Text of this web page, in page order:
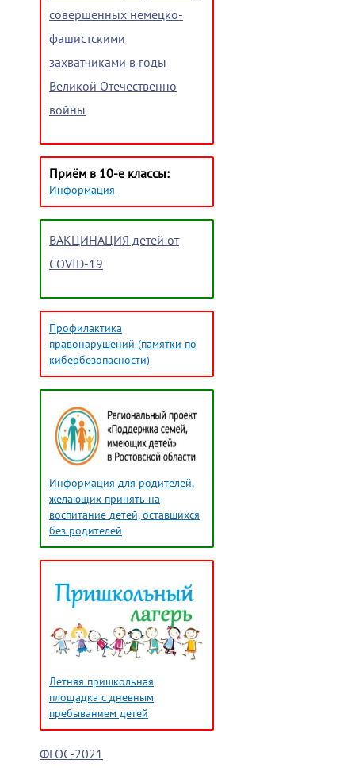
совершенных немецко-
фашистскими
захватчиками в годы
Великой Отечественно
войны
Приём в 10-е классы:
Информация
ВАКЦИНАЦИЯ детей от
COVID-19
Профилактика
правонарушений (памятки по
кибербезопасности)
Информация для родителей,
желающих принять на
воспитание детей, оставшихся
без родителей
Летняя пришкольная
площадка с дневным
пребыванием детей
ФГОС-2021